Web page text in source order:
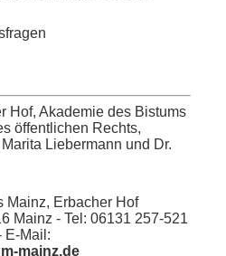
Hof, Akademie des Bistums
öffentlichen Rechts,
Liebermann und Dr.
Mainz, Erbacher Hof
Mainz - Tel: 06131 257-521
E-Mail:
mainz.de